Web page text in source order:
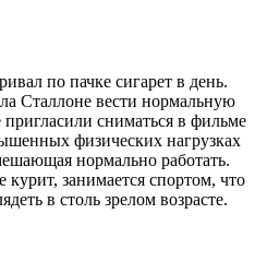
по пачке сигарет в день.
Сталлоне вести нормальную
сниматься в фильме
физических нагрузках
нормально работать.
занимается спортом, что
в столь зрелом возрасте.